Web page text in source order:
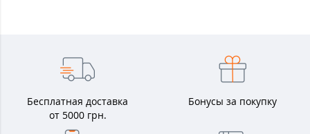
Бесплатная доставка
от 5000 грн.
Бонусы за покупку